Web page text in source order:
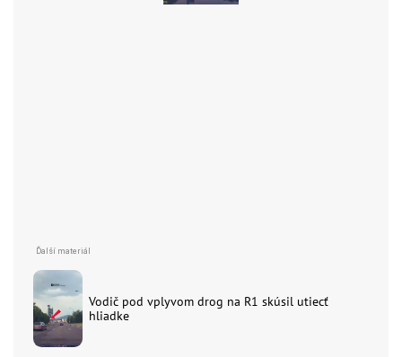
Vodič pod vplyvom drog na R1 skúsil utiecť
hliadke